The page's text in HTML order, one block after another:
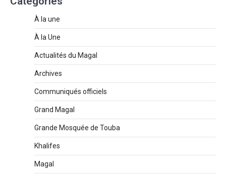
À la une
À la Une
Actualités du Magal
Archives
Communiqués officiels
Grand Magal
Grande Mosquée de Touba
Khalifes
Magal